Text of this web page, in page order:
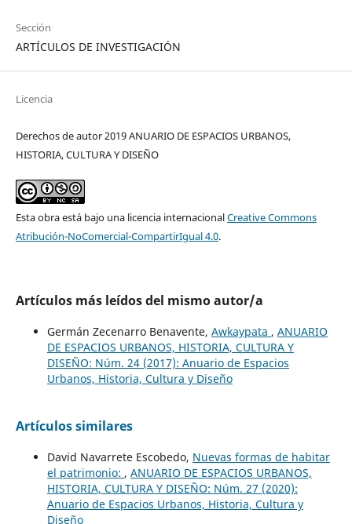
Sección
ARTÍCULOS DE INVESTIGACIÓN
Licencia
Derechos de autor 2019 ANUARIO DE ESPACIOS URBANOS,
HISTORIA, CULTURA Y DISEÑO
Esta obra está bajo una licencia internacionalCreative Commons
Atribución-NoComercial-CompartirIgual 4.0.
Artículos más leídos del mismo autor/a
Germán Zecenarro Benavente, Awkaypata , ANUARIO
DE ESPACIOS URBANOS, HISTORIA, CULTURA Y
DISEÑO: Núm. 24 (2017): Anuario de Espacios
Urbanos, Historia, Cultura y Diseño
Artículos similares
David Navarrete Escobedo, Nuevas formas de habitar
el patrimonio: , ANUARIO DE ESPACIOS URBANOS,
HISTORIA, CULTURA Y DISEÑO: Núm. 27 (2020):
Anuario de Espacios Urbanos, Historia, Cultura y
Diseño